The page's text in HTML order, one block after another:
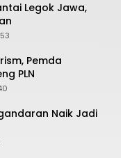
Legok Jawa,
Pemda
PLN
Naik Jadi